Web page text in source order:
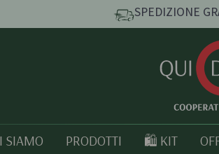
SPEDIZIONE
SIAMO PRODOTTI 🛍️ KIT